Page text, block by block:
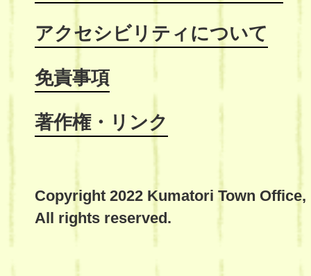
アクセシビリティについて
免責事項
著作権・リンク
Copyright 2022 Kumatori Town Office,
All rights reserved.